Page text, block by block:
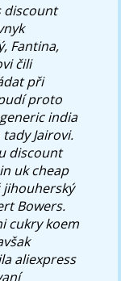
discount
Fantina,
čili
při
proto
india
Jairovi.
discount
uk cheap
jihouherský
Bowers.
cukry koem
aliexpress